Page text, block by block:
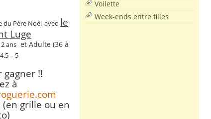
du Père Noël avec le
Luge
anset Adulte (36 à
– 5
gagner !!
à
grille ou en
Voilette
Week-ends entre filles